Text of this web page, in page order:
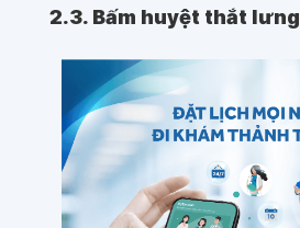
2.3. Bấm huyệt thắt lưng